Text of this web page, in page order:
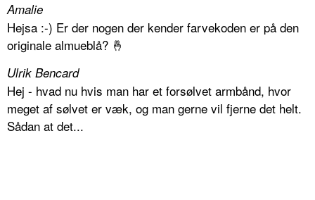
Amalie
Hejsa :-) Er der nogen der kender farvekoden er på den
originale almueblå? 🤞
Ulrik Bencard
Hej - hvad nu hvis man har et forsølvet armbånd, hvor
meget af sølvet er væk, og man gerne vil fjerne det helt.
Sådan at det...